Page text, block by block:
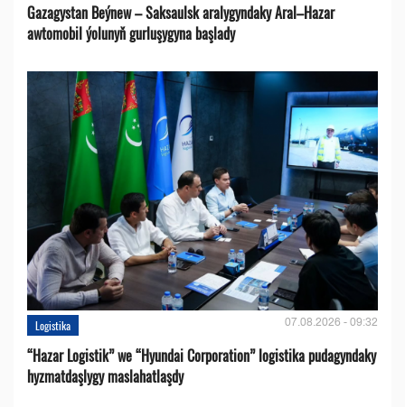
Gazagystan Beýnew – Saksaulsk aralygyndaky Aral–Hazar
awtomobil ýolunyň gurluşygyna başlady
Logistika 07.08.2026 - 09:32
“Hazar Logistik” we “Hyundai Corporation” logistika pudagyndaky
hyzmatdaşlygy maslahatlaşdy